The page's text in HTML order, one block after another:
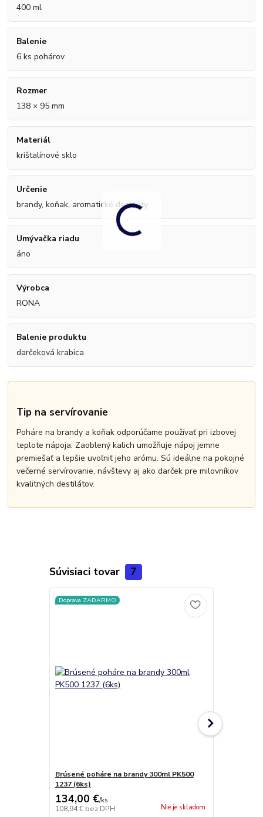
400 ml
Balenie
6 ks pohárov
Rozmer
138 × 95 mm
Materiál
krištalínové sklo
Určenie
brandy, koňak, aromatické destiláty
Umývačka riadu
áno
Výrobca
RONA
Balenie produktu
darčeková krabica
Tip na servírovanie
Poháre na brandy a koňak odporúčame používať pri izbovej
teplote nápoja. Zaoblený kalich umožňuje nápoj jemne
premiešať a lepšie uvoľniť jeho arómu. Sú ideálne na pokojné
večerné servírovanie, návštevy aj ako darček pre milovníkov
kvalitných destilátov.
Súvisiaci tovar 7
Doprava ZADARMO
Brúsené poháre na brandy 300ml PK500
1237 (6ks)
134,00 €/ks
108,94 € bez DPH Nie je skladom